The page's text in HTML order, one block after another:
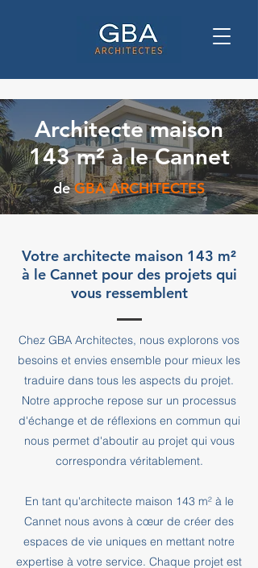
Architecte maison
143 m² à le Cannet
de GBA ARCHITECTES
Votre architecte maison 143 m²
à le Cannet pour des projets qui
vous ressemblent
Chez GBA Architectes, nous explorons vos
besoins et envies ensemble pour mieux les
traduire dans tous les aspects du projet.
Notre approche repose sur un processus
d'échange et de réflexions en commun qui
nous permet d'aboutir au projet qui vous
correspondra véritablement.
En tant qu'architecte maison 143 m² à le
Cannet nous avons à cœur de créer des
espaces de vie uniques en mettant notre
expertise à votre service. Chaque projet est